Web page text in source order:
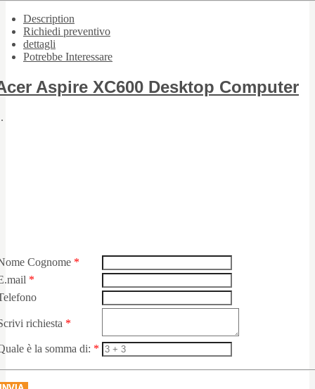
Description
Richiedi preventivo
dettagli
Potrebbe Interessare
Aspire XC600 Desktop Computer
Cognome *
*
richiesta *
è la somma di: *